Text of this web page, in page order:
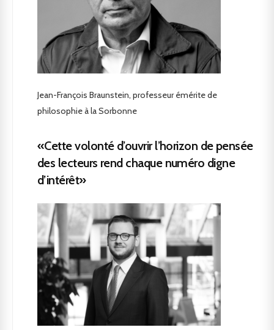
Jean-François Braunstein, professeur émérite de
philosophie à la Sorbonne
«Cette volonté d’ouvrir l’horizon de pensée
des lecteurs rend chaque numéro digne
d’intérêt»